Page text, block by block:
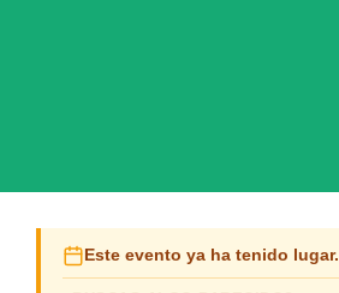
Este evento ya ha tenido lugar.